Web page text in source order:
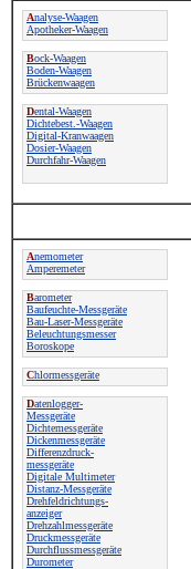
Analyse-Waagen
Apotheker-Waagen
Bock-Waagen
Boden-Waagen
Brückenwaagen
Dental-Waagen
Dichtebest.-Waagen
Digital-Kranwaagen
Dosier-Waagen
Durchfahr-Waagen
Anemometer
Amperemeter
Barometer
Baufeuchte-Messgeräte
Bau-Laser-Messgeräte
Beleuchtungsmesser
Boroskope
Chlormessgeräte
Datenlogger-
Messgeräte
Dichtemessgeräte
Dickenmessgeräte
Differenzdruck-
messgeräte
Digitale Multimeter
Distanz-Messgeräte
Drehfeldrichtungs-
anzeiger
Drehzahlmessgeräte
Druckmessgeräte
Durchflussmessgeräte
Durometer